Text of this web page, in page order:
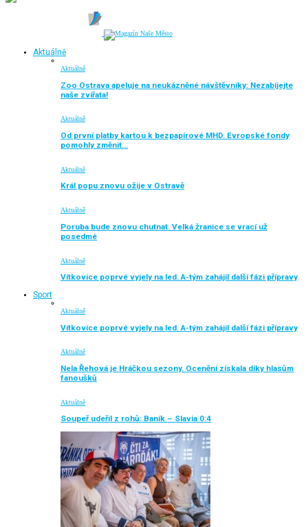
Aktuálně
Aktuálně
Zoo Ostrava apeluje na neukázněné návštěvníky: Nezabíjejte
naše zvířata!
Aktuálně
Od první platby kartou k bezpapírové MHD. Evropské fondy
pomohly změnit…
Aktuálně
Král popu znovu ožije v Ostravě
Aktuálně
Poruba bude znovu chutnat. Velká žranice se vrací už
posedmé
Aktuálně
Vítkovice poprvé vyjely na led. A-tým zahájil další fázi přípravy
Sport
Aktuálně
Vítkovice poprvé vyjely na led. A-tým zahájil další fázi přípravy
Aktuálně
Nela Řehová je Hráčkou sezony. Ocenění získala díky hlasům
fanoušků
Aktuálně
Soupeř udeřil z rohů: Baník – Slavia 0:4